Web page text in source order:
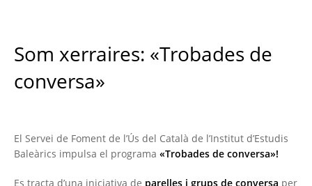
Som xerraires: «Trobades de
conversa»
El Servei de Foment de l’Ús del Català de l’Institut d’Estudis
Baleàrics impulsa el programa «Trobades de conversa»!
Es tracta d’una iniciativa de parelles i grups de conversa per